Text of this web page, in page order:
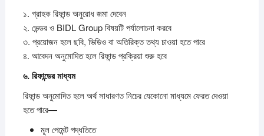
১. গ্রাহক রিফান্ড অনুরোধ জমা দেবেন
২. ভেন্ডর ও BIDL Group বিষয়টি পর্যালোচনা করবে
৩. প্রয়োজন হলে ছবি, ভিডিও বা অতিরিক্ত তথ্য চাওয়া হতে পারে
৪. আবেদন অনুমোদিত হলে রিফান্ড প্রক্রিয়া শুরু হবে
৬.রিফান্ডেরমাধ্যম
রিফান্ড অনুমোদিত হলে অর্থ সাধারণত নিচের যেকোনো মাধ্যমে ফেরত দেওয়া
হতে পারে—
মূল পেমেন্ট পদ্ধতিতে